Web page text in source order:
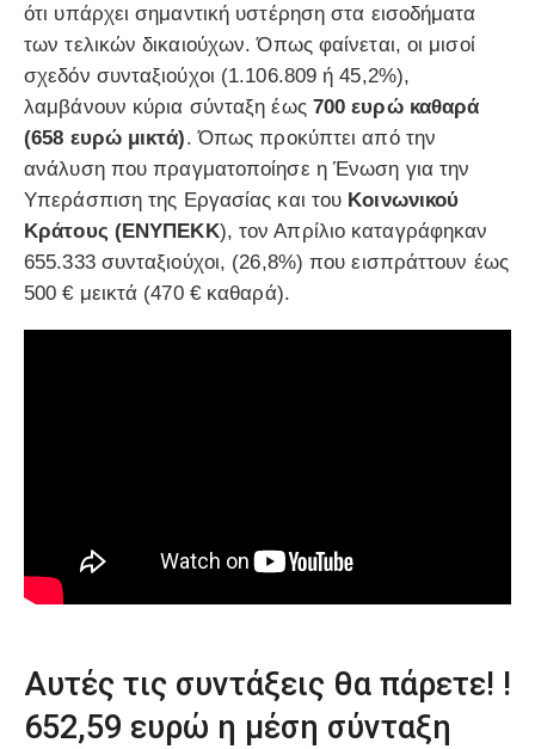
ότι υπάρχει σημαντική υστέρηση στα εισοδήματα
των τελικών δικαιούχων. Όπως φαίνεται, οι μισοί
σχεδόν συνταξιούχοι (1.106.809 ή 45,2%),
λαμβάνουν κύρια σύνταξη έως 700 ευρώ καθαρά
(658 ευρώ μικτά). Όπως προκύπτει από την
ανάλυση που πραγματοποίησε η Ένωση για την
Υπεράσπιση της Εργασίας και του Κοινωνικού
Κράτους (ΕΝΥΠΕΚΚ), τον Απρίλιο καταγράφηκαν
655.333 συνταξιούχοι, (26,8%) που εισπράττουν έως
500 € μεικτά (470 € καθαρά).
Αυτές τις συντάξεις θα πάρετε! !
652,59 ευρώ η μέση σύνταξη